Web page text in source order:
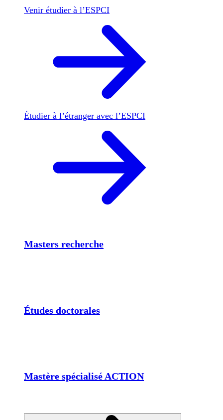
Venir étudier à l’ESPCI
Étudier à l’étranger avec l’ESPCI
Masters recherche
Études doctorales
Mastère spécialisé ACTION